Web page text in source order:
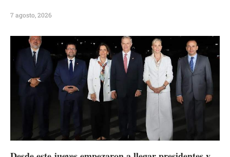
7 agosto, 2026